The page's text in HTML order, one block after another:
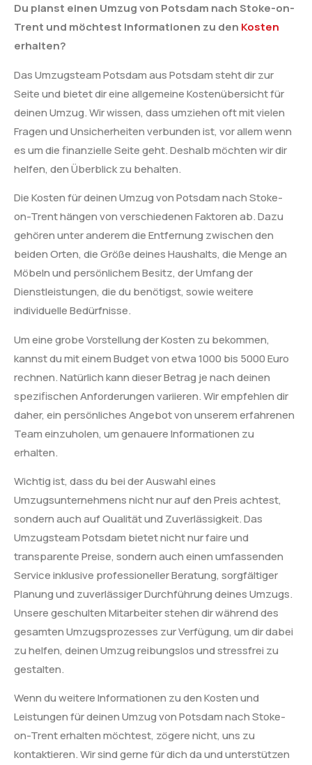
Du planst einen Umzug von Potsdam nach Stoke-on-
Trent und möchtest Informationen zu den Kosten
erhalten?
Das Umzugsteam Potsdam aus Potsdam steht dir zur
Seite und bietet dir eine allgemeine Kostenübersicht für
deinen Umzug. Wir wissen, dass umziehen oft mit vielen
Fragen und Unsicherheiten verbunden ist, vor allem wenn
es um die finanzielle Seite geht. Deshalb möchten wir dir
helfen, den Überblick zu behalten.
Die Kosten für deinen Umzug von Potsdam nach Stoke-
on-Trent hängen von verschiedenen Faktoren ab. Dazu
gehören unter anderem die Entfernung zwischen den
beiden Orten, die Größe deines Haushalts, die Menge an
Möbeln und persönlichem Besitz, der Umfang der
Dienstleistungen, die du benötigst, sowie weitere
individuelle Bedürfnisse.
Um eine grobe Vorstellung der Kosten zu bekommen,
kannst du mit einem Budget von etwa 1000 bis 5000 Euro
rechnen. Natürlich kann dieser Betrag je nach deinen
spezifischen Anforderungen variieren. Wir empfehlen dir
daher, ein persönliches Angebot von unserem erfahrenen
Team einzuholen, um genauere Informationen zu
erhalten.
Wichtig ist, dass du bei der Auswahl eines
Umzugsunternehmens nicht nur auf den Preis achtest,
sondern auch auf Qualität und Zuverlässigkeit. Das
Umzugsteam Potsdam bietet nicht nur faire und
transparente Preise, sondern auch einen umfassenden
Service inklusive professioneller Beratung, sorgfältiger
Planung und zuverlässiger Durchführung deines Umzugs.
Unsere geschulten Mitarbeiter stehen dir während des
gesamten Umzugsprozesses zur Verfügung, um dir dabei
zu helfen, deinen Umzug reibungslos und stressfrei zu
gestalten.
Wenn du weitere Informationen zu den Kosten und
Leistungen für deinen Umzug von Potsdam nach Stoke-
on-Trent erhalten möchtest, zögere nicht, uns zu
kontaktieren. Wir sind gerne für dich da und unterstützen